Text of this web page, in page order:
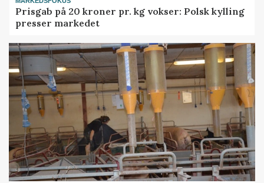
Prisgab på 20 kroner pr. kg vokser: Polsk kylling
presser markedet